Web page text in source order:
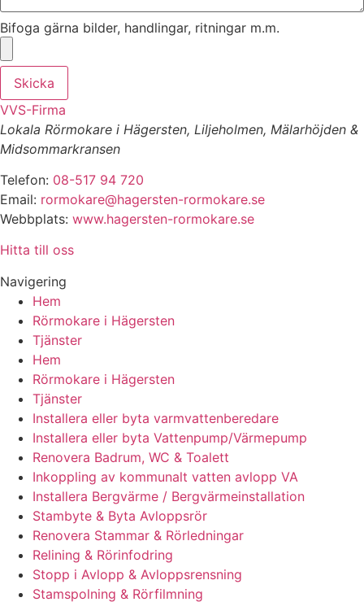
Bifoga gärna bilder, handlingar, ritningar m.m.
Skicka
VVS-Firma
Lokala Rörmokare i Hägersten, Liljeholmen, Mälarhöjden &
Midsommarkransen
Telefon: 08-517 94 720
Email: rormokare@hagersten-rormokare.se
Webbplats: www.hagersten-rormokare.se
Hitta till oss
Navigering
Hem
Rörmokare i Hägersten
Tjänster
Hem
Rörmokare i Hägersten
Tjänster
Installera eller byta varmvattenberedare
Installera eller byta Vattenpump/Värmepump
Renovera Badrum, WC & Toalett
Inkoppling av kommunalt vatten avlopp VA
Installera Bergvärme / Bergvärmeinstallation
Stambyte & Byta Avloppsrör
Renovera Stammar & Rörledningar
Relining & Rörinfodring
Stopp i Avlopp & Avloppsrensning
Stamspolning & Rörfilmning